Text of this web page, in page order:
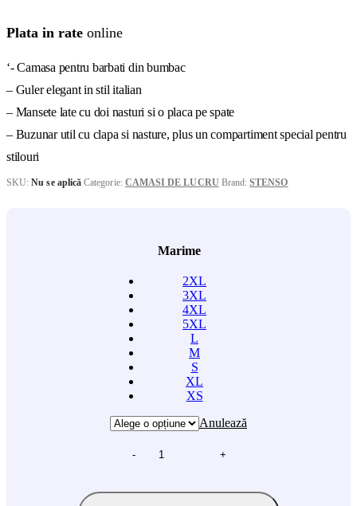
Plata in rate online
‘- Camasa pentru barbati din bumbac
– Guler elegant in stil italian
– Mansete late cu doi nasturi si o placa pe spate
– Buzunar util cu clapa si nasture, plus un compartiment special pentru
stilouri
SKU:Nu se aplică Categorie: CAMASI DE LUCRU Brand:STENSO
Marime
2XL
3XL
4XL
5XL
L
M
S
XL
XS
Anulează
- +